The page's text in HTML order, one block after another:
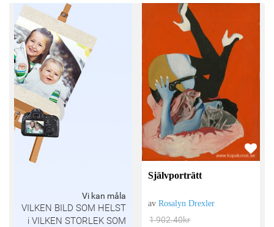
Vi kan måla
VILKEN BILD SOM HELST
i VILKEN STORLEK SOM
Självporträtt
avRosalyn Drexler
1 902.40kr